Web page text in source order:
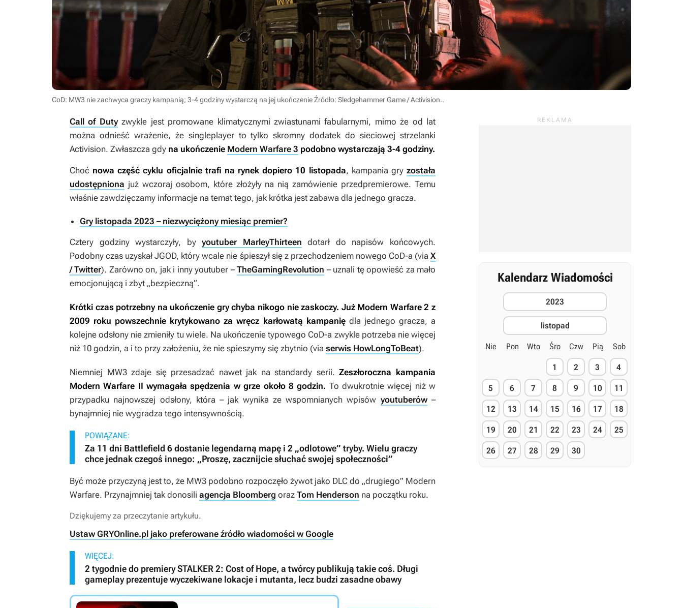
CoD: MW3 nie zachwyca graczy kampanią; 3-4 godziny wystarczą na jej ukończenieŹródło: Sledgehammer Game / Activision..
Call of Dutyzwykle jest promowane klimatycznymi zwiastunami fabularnymi, mimo że od lat
można odnieść wrażenie, że singleplayer to tylko skromny dodatek do sieciowej strzelanki
Activision. Zwłaszcza gdy na ukończenie Modern Warfare 3 podobno wystarczają 3-4 godziny.
Choć nowa część cyklu oficjalnie trafi na rynek dopiero 10 listopada, kampania gryzostała
udostępniona już wczoraj osobom, które złożyły na nią zamówienie przedpremierowe. Temu
właśnie zawdzięczamy informacje na temat tego, jak krótka jest zabawa dla jednego gracza.
Gry listopada 2023 – niezwyciężony miesiąc premier?
Cztery godziny wystarczyły, byyoutuber MarleyThirteen dotarł do napisów końcowych.
Podobny czas uzyskał JGOD, który wcale nie śpieszył się z przechodzeniem nowego CoD-a (viaX
/ Twitter). Zarówno on, jak i inny youtuber –TheGamingRevolution – uznali tę opowieść za mało
emocjonującą i zbyt „bezpieczną”.
Krótki czas potrzebny na ukończenie gry chyba nikogo nie zaskoczy. Już Modern Warfare 2 z
2009 roku powszechnie krytykowano za wręcz karłowatą kampaniędla jednego gracza, a
kolejne odsłony nie zmieniły tu wiele. Na ukończenie typowego CoD-a zwykle potrzeba nie więcej
niż 10 godzin, a i to przy założeniu, że nie spieszymy się zbytnio (via serwis HowLongToBeat).
Niemniej MW3zdaje się przesadzać nawet jak na standardy serii.Zeszłoroczna kampania
Modern Warfare II wymagała spędzenia w grze około 8 godzin. To dwukrotnie więcej niż w
przypadku najnowszej odsłony, która – jak wynika ze wspomnianych wpisów youtuberów–
bynajmniej nie wygradza tego intensywnością.
POWIĄZANE:
Za 11 dni Battlefield 6 dostanie legendarną mapę i 2 „odlotowe” tryby. Wielu graczy
chce jednak czegoś innego: „Proszę, zacznijcie słuchać swojej społeczności”
Być może przyczyną jest to, że MW3 podobno rozpoczęło żywot jako DLC do „drugiego” Modern
Warfare. Przynajmniej tak donosili agencja Bloomberg oraz Tom Henderson na początku roku.
Dziękujemy za przeczytanie artykułu.
Ustaw GRYOnline.pl jako preferowane źródło wiadomości w Google
WIĘCEJ:
2 tygodnie do premiery STALKER 2: Cost of Hope, a twórcy publikują takie coś. Długi
gameplay prezentuje wyczekiwane lokacje i mutanta, lecz budzi zasadne obawy
Kalendarz Wiadomości
2023
listopad
Nie Pon Wto Śro Czw Pią Sob
1 2 3 4
5 6 7 8 9 10 11
12 13 14 15 16 17 18
19 20 21 22 23 24 25
26 27 28 29 30